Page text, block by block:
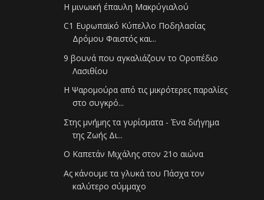
Η μινωική έπαυλη Μακρύγιαλού
C1 Ευρωπαϊκό Κύπελλο Ποδηλασίας
Δρόμου Φαιστός και...
9 βουνά που αγκαλιάζουν το Οροπέδιο
Λασιθίου
Η Ψαρομούρα από τις μικρότερες παραλίες
στο συγκρό...
Στης μνήμης τα γυρίσματα - Ένα διήγημα
της Ζωής Δι...
Ο Καπετάν Μιχάλης στον 21ο αιώνα
Ας κάνουμε τα γλυκά του Πάσχα τον
καλύτερο σύμμαχο